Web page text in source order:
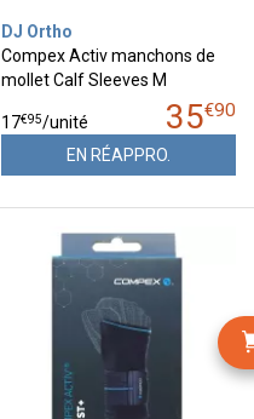
DJ Ortho
Compex Activ manchons de
mollet Calf Sleeves M
35€90
17€95/unité
EN RÉAPPRO.